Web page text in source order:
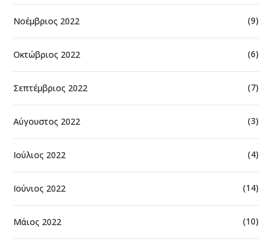
Νοέμβριος 2022 (9)
Οκτώβριος 2022 (6)
Σεπτέμβριος 2022 (7)
Αύγουστος 2022 (3)
Ιούλιος 2022 (4)
Ιούνιος 2022 (14)
Μάιος 2022 (10)